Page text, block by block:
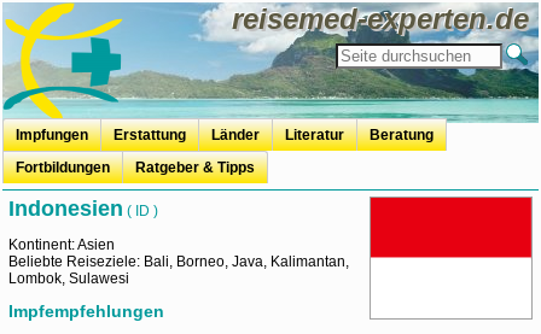
reisemed-experten.de
Impfungen Erstattung Länder Literatur
Beratung
Fortbildungen
Ratgeber & Tipps
OTC - Erstattung
Kur+Urlaub
Mücken, Zecken & Co.
Badeurlaub
Speisen auf Reisen
Reisemedizinische Vorsorge
Reisevorbereitung
travel-and-hair
Indonesien ( ID )
Kontinent: Asien
Beliebte Reiseziele: Bali, Borneo, Java, Kalimantan,
Lombok, Sulawesi
Impfempfehlungen